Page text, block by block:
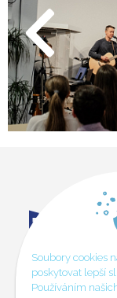
GDPR
Soubory cookies
poskytovat lepší
Používáním